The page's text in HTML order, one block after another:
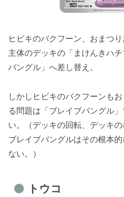
ヒビキのバクフーン、おまつ
主体のデッキの「まけんきハ
バングル」へ差し替え。
しかしヒビキのバクフーンも
る問題は「ブレイブバングル
い。（デッキの回転、デッキの
ブレイブバングルはその根本
ない。）
トウコ